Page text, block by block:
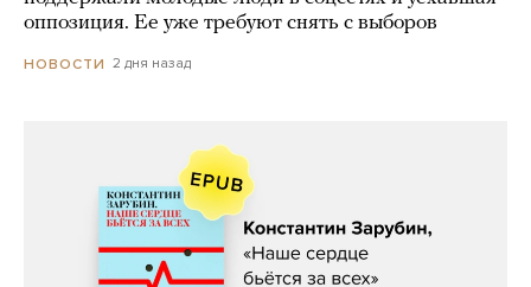
оппозиция. Ее уже требуют снять с выборов
НОВОСТИ 2 дня назад